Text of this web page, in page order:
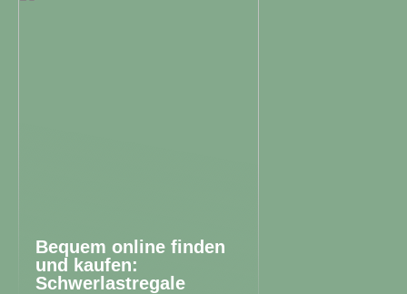
Bequem online finden
und kaufen:
Schwerlastregale